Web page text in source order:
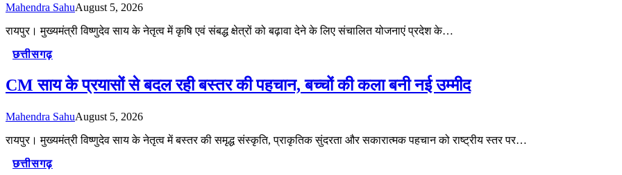
Mahendra SahuAugust 5, 2026
रायपुर। मुख्यमंत्री विष्णुदेव साय के नेतृत्व में कृषि एवं संबद्ध क्षेत्रों को बढ़ावा देने के लिए संचालित योजनाएं प्रदेश के…
छत्तीसगढ़
CM साय के प्रयासों से बदल रही बस्तर की पहचान, बच्चों की कला बनी नई उम्मीद
Mahendra SahuAugust 5, 2026
रायपुर। मुख्यमंत्री विष्णुदेव साय के नेतृत्व में बस्तर की समृद्ध संस्कृति, प्राकृतिक सुंदरता और सकारात्मक पहचान को राष्ट्रीय स्तर पर…
छत्तीसगढ़